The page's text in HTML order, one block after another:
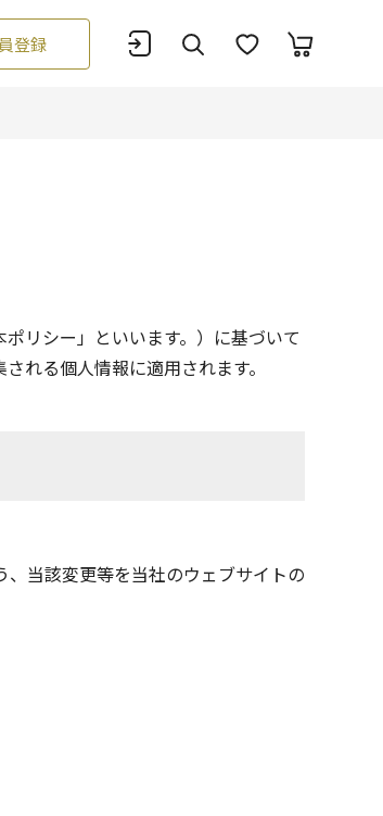
登録
リシー」といいます。）に基づいて
れる個人情報に適用されます。
当該変更等を当社のウェブサイトの